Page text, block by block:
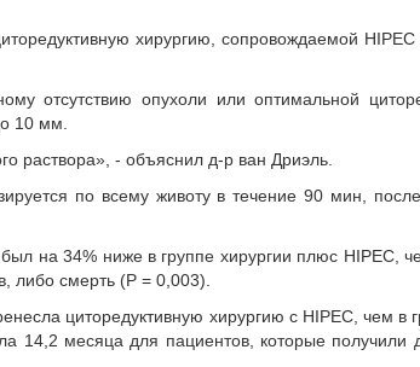
хирургию, сопровождаемой
опухоли или оптимальной
10 мм.
раствора», - объяснил д-р ван Дриэль.
по всему животу в течение 90 мин, после
на 34% ниже в группе хирургии плюс HIPEC,
либо смерть (P = 0,003).
циторедуктивную хирургию с HIPEC, чем в
14,2 месяца для пациентов, которые получили